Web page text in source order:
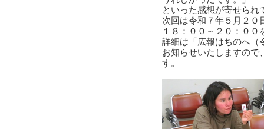
といった感想が寄せられ
次回は令和７年５月２０
１８：００～２０：０
詳細は「広報はちのへ（
お知らせいたしますので
す。